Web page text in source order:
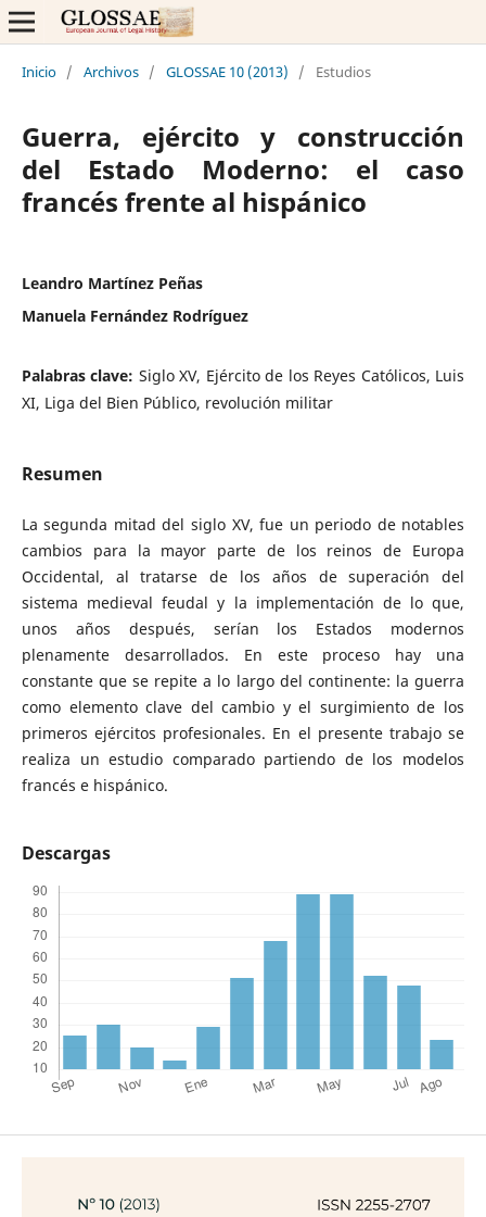
Inicio / Archivos / GLOSSAE 10 (2013) / Estudios
Guerra, ejército y construcción
del Estado Moderno: el caso
francés frente al hispánico
Leandro Martínez Peñas
Manuela Fernández Rodríguez
Palabras clave: Siglo XV, Ejército de los Reyes Católicos, Luis
XI, Liga del Bien Público, revolución militar
Resumen
La segunda mitad del siglo XV, fue un periodo de notables
cambios para la mayor parte de los reinos de Europa
Occidental, al tratarse de los años de superación del
sistema medieval feudal y la implementación de lo que,
unos años después, serían los Estados modernos
plenamente desarrollados. En este proceso hay una
constante que se repite a lo largo del continente: la guerra
como elemento clave del cambio y el surgimiento de los
primeros ejércitos profesionales. En el presente trabajo se
realiza un estudio comparado partiendo de los modelos
francés e hispánico.
Descargas